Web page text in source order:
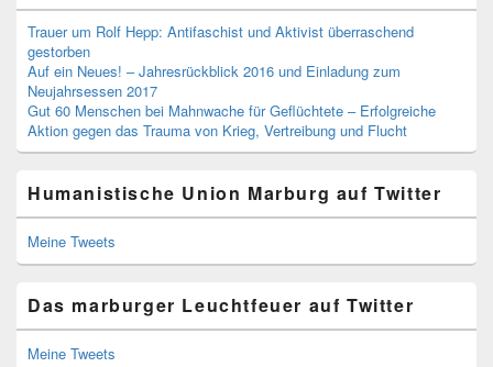
Trauer um Rolf Hepp: Antifaschist und Aktivist überraschend
gestorben
Auf ein Neues! – Jahresrückblick 2016 und Einladung zum
Neujahrsessen 2017
Gut 60 Menschen bei Mahnwache für Geflüchtete – Erfolgreiche
Aktion gegen das Trauma von Krieg, Vertreibung und Flucht
Humanistische Union Marburg auf Twitter
Meine Tweets
Das marburger Leuchtfeuer auf Twitter
Meine Tweets